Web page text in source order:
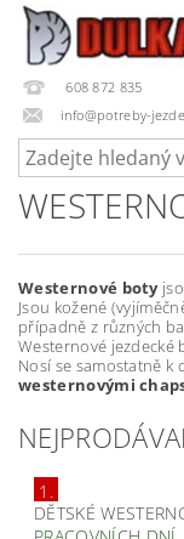
608 872 835
info@potreby-
Westernové boty
Jsou kožené
případně z různých
Westernové jezdecké
Nosí se samostatně
westernovými
1.
DĚTSKÉ